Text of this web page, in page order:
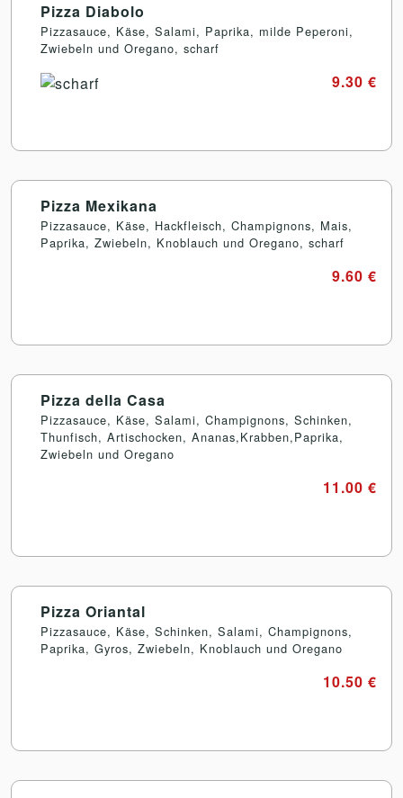
Pizza Diabolo
Pizzasauce, Käse, Salami, Paprika, milde Peperoni,
Zwiebeln und Oregano, scharf
9.30 €
Pizza Mexikana
Pizzasauce, Käse, Hackfleisch, Champignons, Mais,
Paprika, Zwiebeln, Knoblauch und Oregano, scharf
9.60 €
Pizza della Casa
Pizzasauce, Käse, Salami, Champignons, Schinken,
Thunfisch, Artischocken, Ananas,Krabben,Paprika,
Zwiebeln und Oregano
11.00 €
Pizza Oriantal
Pizzasauce, Käse, Schinken, Salami, Champignons,
Paprika, Gyros, Zwiebeln, Knoblauch und Oregano
10.50 €